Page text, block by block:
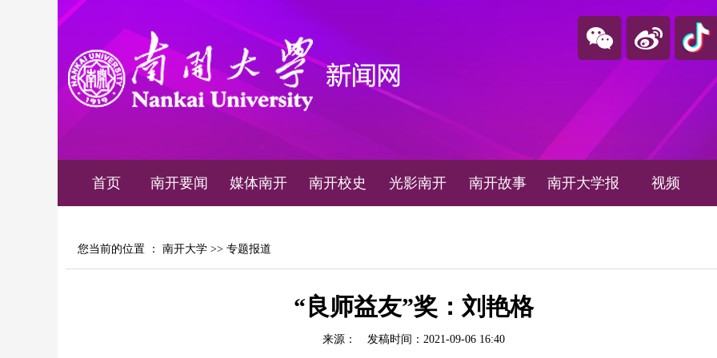
首页 南开要闻 媒体南开 南开校史 光影南开 南开故事 南开大学报 视频
您当前的位置 ： 南开大学 >> 专题报道
“良师益友”奖：刘艳格
来源： 发稿时间：2021-09-06 16:40